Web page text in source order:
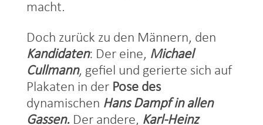
macht.
Doch zurück zu den Männern, den
Kandidaten: Der eine, Michael
Cullmann, gefiel und gerierte sich auf
Plakaten in der Pose des
dynamischen Hans Dampf in allen
Gassen.Der andere, Karl-Heinz